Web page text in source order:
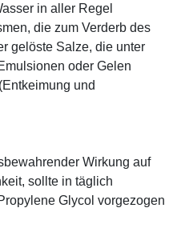
in aller Regel
die zum Verderb des
gelöste Salze, die unter
oder Gelen
und
Wirkung auf
sollte in täglich
Glycol vorgezogen